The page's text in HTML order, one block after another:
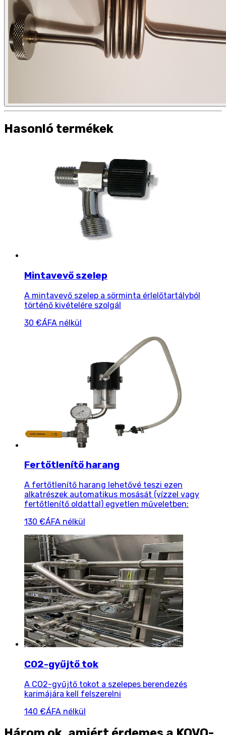
Hasonló termékek
Mintavevő szelep
A mintavevő szelep a sörminta érlelőtartályból
történő kivételére szolgál
30 €ÁFA nélkül
Fertőtlenítő harang
A fertőtlenítő harang lehetővé teszi ezen
alkatrészek automatikus mosását (vízzel vagy
fertőtlenítő oldattal) egyetlen műveletben:
130 €ÁFA nélkül
CO2-gyűjtő tok
A CO2-gyűjtő tokot a szelepes berendezés
karimájára kell felszerelni
140 €ÁFA nélkül